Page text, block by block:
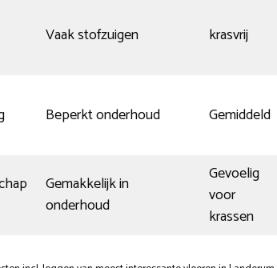
Vaak stofzuigen krasvrij
Beperkt onderhoud Gemiddeld
Gemakkelijk in
onderhoud
Gevoelig
voor
krassen